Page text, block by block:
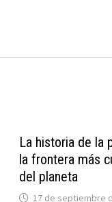
La historia de la
la frontera más
del planeta
17 de septiembre